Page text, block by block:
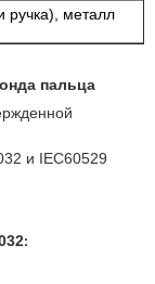
ручка), металл
пальца
и IEC60529
: